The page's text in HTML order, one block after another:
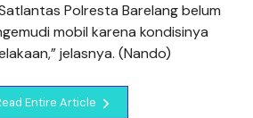
Polresta Barelang belum
mobil karena kondisinya
jelasnya. (Nando)
Entire Article